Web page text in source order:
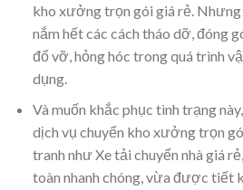
kho xưởng trọn gói giá rẻ.
nắm hết các cách tháo dỡ, đóng
đổ vỡ, hỏng hóc trong quá trình
dụng.
Và muốn khắc phục tình trạng
dịch vụ chuyển kho xưởng trọn
tranh như Xe tải chuyển nhà giá
toàn nhanh chóng, vừa được tiết